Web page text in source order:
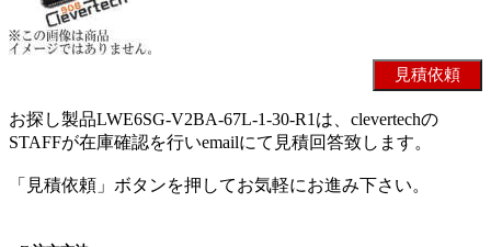
お探し製品LWE6SG-V2BA-67L-1-30-R1は、clevertechの
STAFFが在庫確認を行いemailにて見積回答致します。
「見積依頼」ボタンを押してお気軽にお進み下さい。